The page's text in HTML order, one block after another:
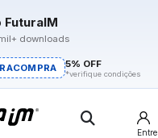
FuturaIM
downloads
5% OFF
*verifique condições
Entre